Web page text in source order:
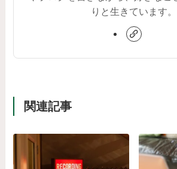
りと生きています。
関連記事